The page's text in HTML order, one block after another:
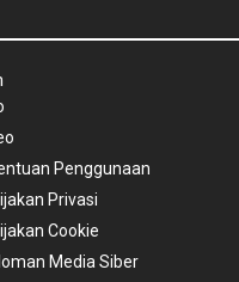
Penggunaan
Privasi
Cookie
Media Siber